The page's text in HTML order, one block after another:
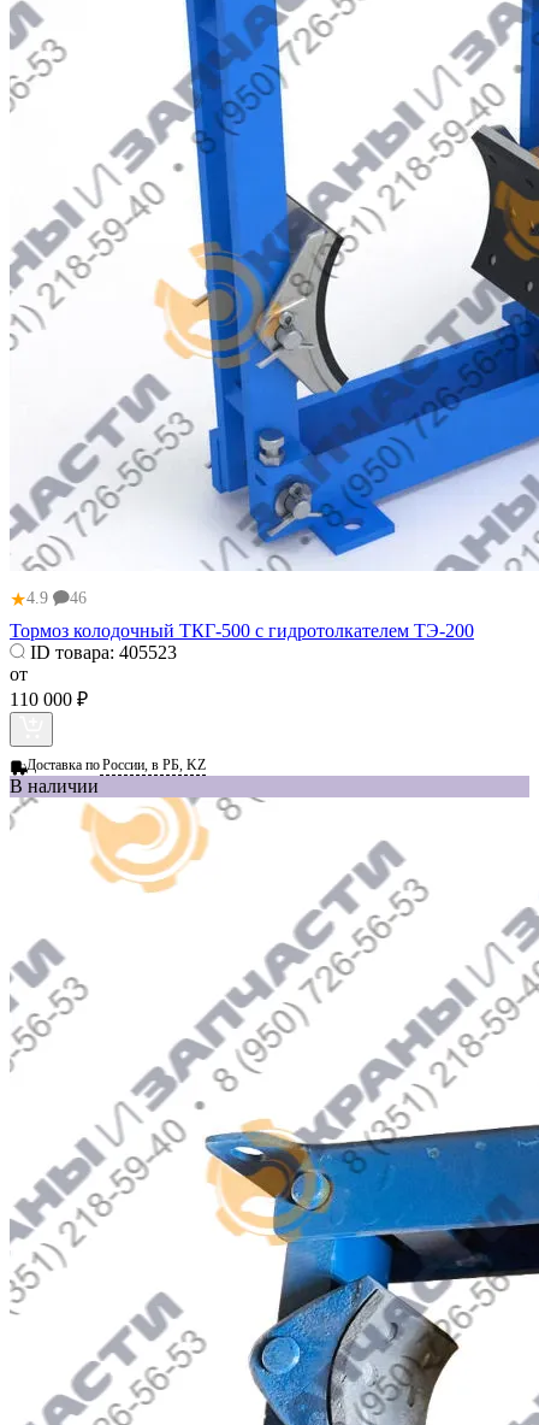
★4.9 46
Тормоз колодочный ТКГ-500 с гидротолкателем ТЭ-200
ID товара: 405523
от
110 000 ₽
Доставка поРоссии, в РБ, KZ
В наличии